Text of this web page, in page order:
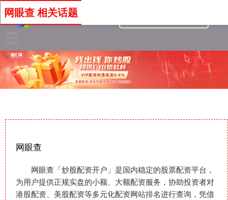
网眼查
网眼查「炒股配资开户」是国内稳定的股票配资平台，
为用户提供正规实盘的小额、大额配资服务，协助投资者对
港股配资、美股配资等多元化配资网站排名进行查询，凭借
网眼查 相关话题